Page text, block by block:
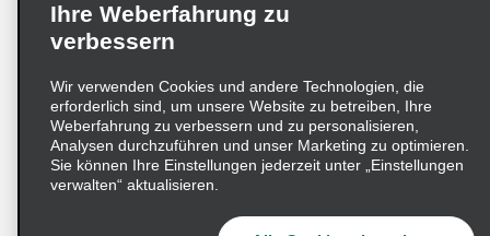
Impressum Nutzungsbedingungen
Datenschutzrichtlinie
Cookie-Richtlinie
Datenschutzoptionen
Lieferkettensorgfaltspflichtengesetz (LkSG) Grundsatzerklärung
Beschwerdeverfahren nach dem
Ihre Weberfahrung zu
verbessern
Wir verwenden Cookies und andere Technologien, die
erforderlich sind, um unsere Website zu betreiben, Ihre
Weberfahrung zu verbessern und zu personalisieren,
Analysen durchzuführen und unser Marketing zu optimieren.
Sie können Ihre Einstellungen jederzeit unter „Einstellungen
verwalten“ aktualisieren.